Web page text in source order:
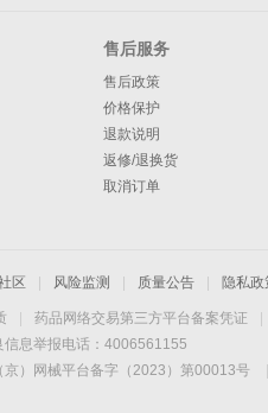
售后服务
售后政策
价格保护
退款说明
返修/退换货
取消订单
区 风险监测 质量公告 隐私政
药品网络交易第三方平台备案凭证
信息举报电话：4006561155
京）网械平台备字（2023）第00013号